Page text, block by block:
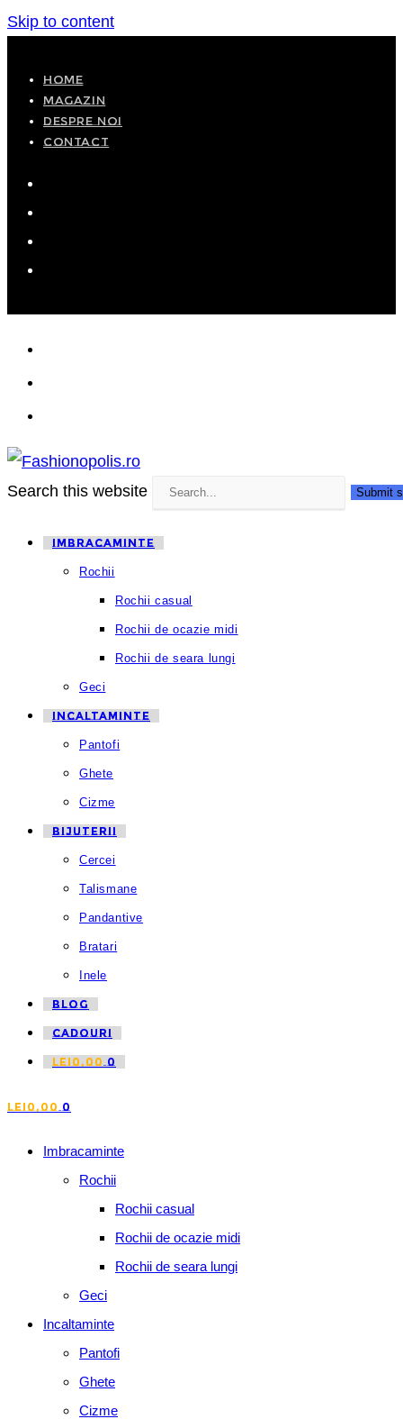
Skip to content
HOME
MAGAZIN
DESPRE NOI
CONTACT
Search this website Submit
IMBRACAMINTE
Rochii
Rochii casual
Rochii de ocazie midi
Rochii de seara lungi
Geci
INCALTAMINTE
Pantofi
Ghete
Cizme
BIJUTERII
Cercei
Talismane
Pandantive
Bratari
Inele
BLOG
CADOURI
LEI0,00 0
LEI0,00 0
Imbracaminte
Rochii
Rochii casual
Rochii de ocazie midi
Rochii de seara lungi
Geci
Incaltaminte
Pantofi
Ghete
Cizme